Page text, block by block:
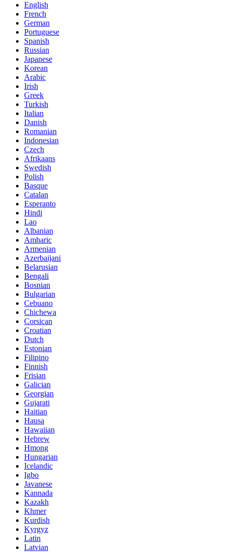
English
French
German
Portuguese
Spanish
Russian
Japanese
Korean
Arabic
Irish
Greek
Turkish
Italian
Danish
Romanian
Indonesian
Czech
Afrikaans
Swedish
Polish
Basque
Catalan
Esperanto
Hindi
Lao
Albanian
Amharic
Armenian
Azerbaijani
Belarusian
Bengali
Bosnian
Bulgarian
Cebuano
Chichewa
Corsican
Croatian
Dutch
Estonian
Filipino
Finnish
Frisian
Galician
Georgian
Gujarati
Haitian
Hausa
Hawaiian
Hebrew
Hmong
Hungarian
Icelandic
Igbo
Javanese
Kannada
Kazakh
Khmer
Kurdish
Kyrgyz
Latin
Latvian